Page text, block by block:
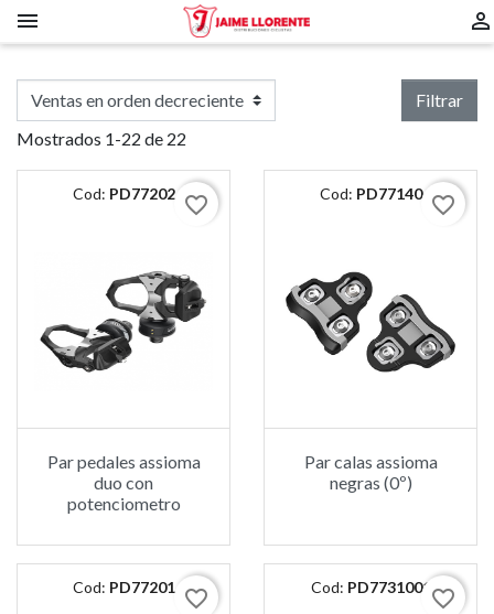
 
Filtrar
Mostrados 1-22 de 22
Cod: PD77202 favorite_border
Par pedales assioma
duo con
potenciometro
Cod: PD77140 favorite_border
Par calas assioma
negras (0º)
Cod: PD77201 favorite_border Cod: PD7731001 favorite_border